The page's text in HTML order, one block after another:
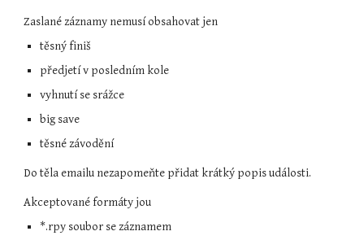
Zaslané záznamy nemusí obsahovat jen
těsný finiš
předjetí v posledním kole
vyhnutí se srážce
big save
těsné závodění
Do těla emailu nezapomeňte přidat krátký popis události.
Akceptované formáty jou
*.rpy soubor se záznamem